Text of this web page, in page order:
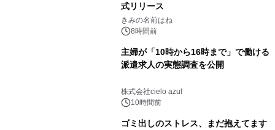
式リリース
きみの名前はね
8時間前
主婦が「10時から16時まで」で働ける
派遣求人の実態調査を公開
株式会社cielo azul
10時間前
ゴミ出しのストレス、まだ抱えてます